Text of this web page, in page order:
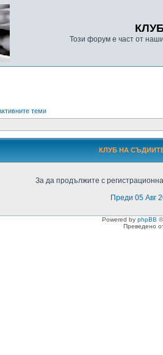
Този форум е част от
теми
КЛУБ НА
За да продължите с
Преди 05 Авг
Powered by phpBB
Преведено